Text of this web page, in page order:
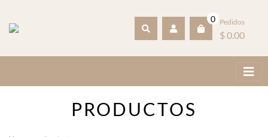
0 Pedidos
$ 0.00
PRODUCTOS